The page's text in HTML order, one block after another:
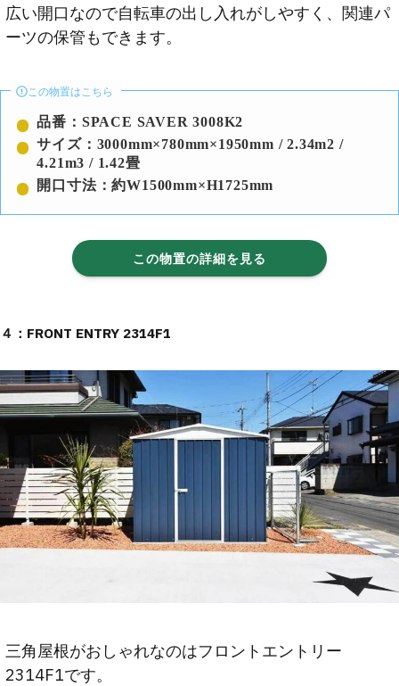
広い開口なので自転車の出し入れがしやすく、関連パ
ーツの保管もできます。
この物置はこちら
品番：SPACE SAVER 3008K2
サイズ：3000mm×780mm×1950mm / 2.34m2 /
4.21m3 / 1.42畳
開口寸法：約W1500mm×H1725mm
この物置の詳細を見る
４：FRONT ENTRY 2314F1
三角屋根がおしゃれなのはフロントエントリー
2314F1です。